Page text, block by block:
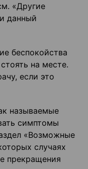
«Другие
данный
беспокойства
на месте.
если это
называемые
симптомы
«Возможные
случаях
прекращения